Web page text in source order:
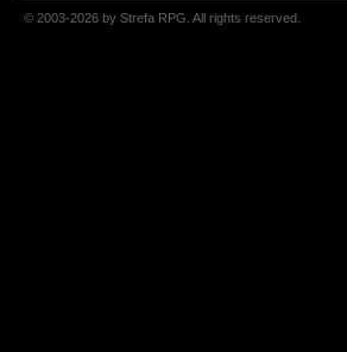
© 2003-2026 by Strefa RPG. All rights reserved.